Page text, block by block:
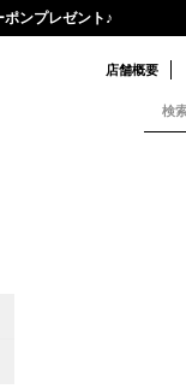
ンプレゼント♪
店舗概要